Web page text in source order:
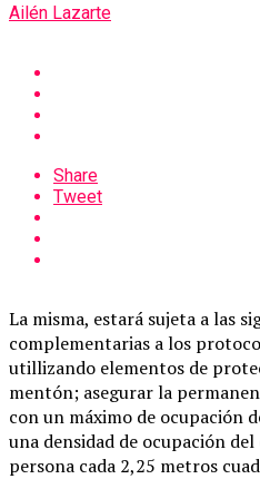
Ailén Lazarte
Share
Tweet
La misma, estará sujeta a las
complementarias a los
utillizando elementos de
mentón; asegurar la
con un máximo de ocupación
una densidad de ocupación
persona cada 2,25 metros